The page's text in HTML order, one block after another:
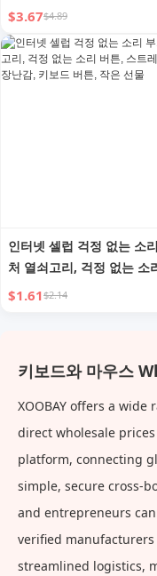
전송 5.4 드라이버 프리 무
드셋 키보드 마우스 오디오
PS5/4/Switch 게임패드용
$3.67$4.89
인터넷 셀럽 걱정 없는 소
처 열쇠고리, 걱정 없는 소
튼, 스트레스 해소 장난감,
$1.61$2.14
키보드와 마우스
XOOBAY offers a wide
direct wholesale
platform, connecting
simple, secure cross-
and entrepreneurs
verified
streamlined logistics,